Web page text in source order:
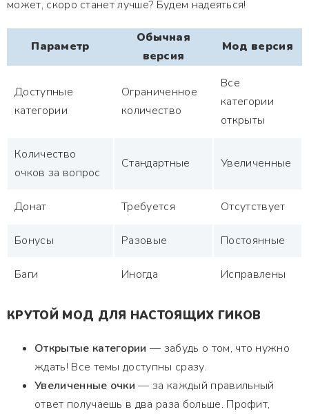
может, скоро станет лучше? Будем надеяться!
Параметр
Обычная
версия
Мод версия
Доступные
категории
Ограниченное
количество
Все
категории
открыты
Количество
очков за вопрос
Стандартные Увеличенные
Донат Требуется Отсутствует
Бонусы Разовые Постоянные
Баги Иногда Исправлены
КРУТОЙ МОД ДЛЯ НАСТОЯЩИХ ГИКОВ
Открытые категории — забудь о том, что нужно
ждать! Все темы доступны сразу.
Увеличенные очки — за каждый правильный
ответ получаешь в два раза больше. Профит,